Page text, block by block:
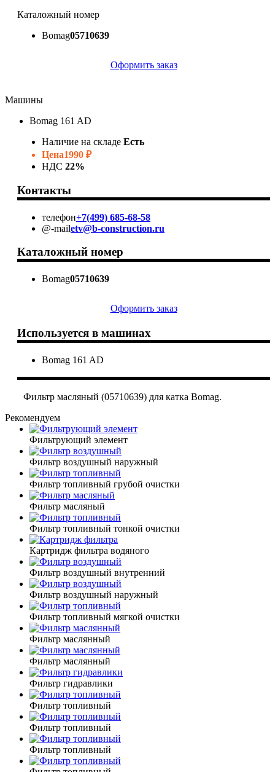
Каталожный номер
Bomag05710639
Оформить заказ
Машины
Bomag 161 AD
Наличие на складе Есть
Цена1990 ₽
НДС 22%
Контакты
телефон+7(499) 685-68-58
@-mailetv@b-construction.ru
Каталожный номер
Bomag05710639
Оформить заказ
Используется в машинах
Bomag 161 AD
Фильтр масляный (05710639) для катка Bomag.
Рекомендуем
Фильтрующий элемент
Фильтр воздушный наружный
Фильтр топливный грубой очистки
Фильтр масляный
Фильтр топливный тонкой очистки
Картридж фильтра водяного
Фильтр воздушный внутренний
Фильтр воздушный наружный
Фильтр топливный мягкой очистки
Фильтр маслянный
Фильтр маслянный
Фильтр гидравлики
Фильтр топливный
Фильтр топливный
Фильтр топливный